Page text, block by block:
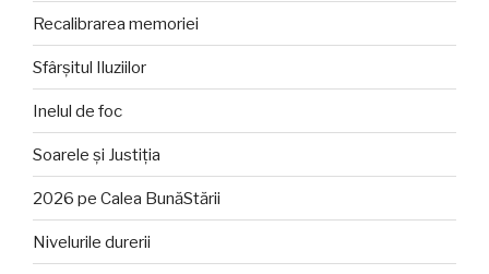
Recalibrarea memoriei
Sfârșitul Iluziilor
Inelul de foc
Soarele și Justiția
2026 pe Calea BunăStării
Nivelurile durerii